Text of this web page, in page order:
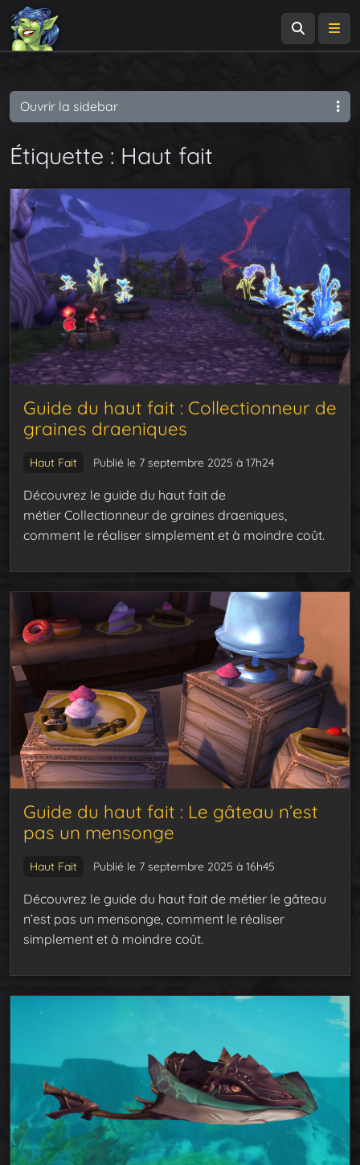
Étiquette : Haut fait
Guide du haut fait : Collectionneur de
graines draeniques
Haut Fait Publié le 7 septembre 2025 à 17h24
Découvrez le guide du haut fait de
métier Collectionneur de graines draeniques,
comment le réaliser simplement et à moindre coût.
Guide du haut fait : Le gâteau n’est
pas un mensonge
Haut Fait Publié le 7 septembre 2025 à 16h45
Découvrez le guide du haut fait de métier le gâteau
n’est pas un mensonge, comment le réaliser
simplement et à moindre coût.
Ouvrir la sidebar